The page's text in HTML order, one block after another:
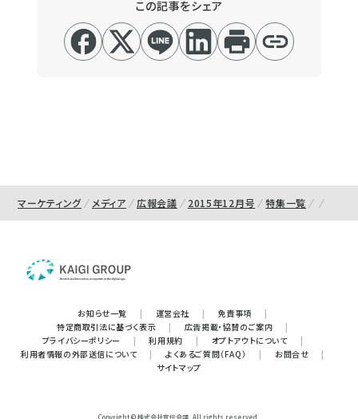
この記事をシェア
マーケティング メディア 広報会議 2015年12月号 特集一覧
お知らせ一覧 | 運営会社 | 免責事項
|
特定商取引法に基づく表示
| 広告掲載・協賛のご案内
|
プライバシーポリシー
| 利用規約 | オプトアウトについて
|
利用者情報の外部送信について
| よくあるご質問（FAQ） | お問合せ
|
サイトマップ
Copyright © 株式会社宣伝会議. All rights reserved.